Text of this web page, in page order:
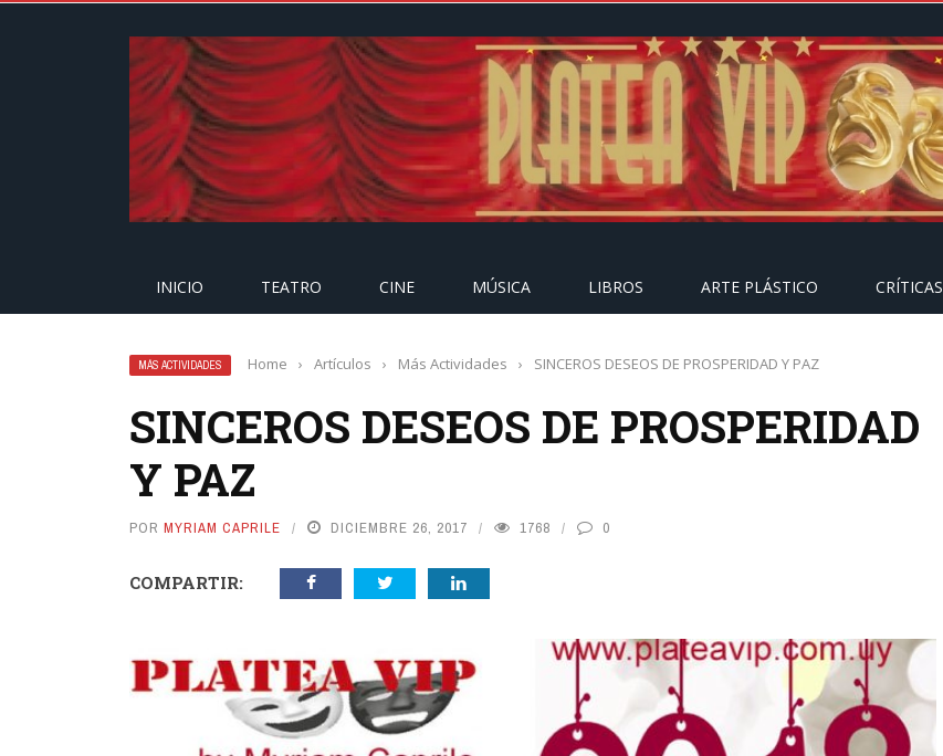
INICIO TEATRO CINE MÚSICA LIBROS ARTE PLÁSTICO CRÍTICAS
MÁS ACTIVIDADES Home › Artículos › Más Actividades › SINCEROS DESEOS DE PROSPERIDAD Y PAZ
SINCEROS DESEOS DE PROSPERIDAD
Y PAZ
POR MYRIAM CAPRILE DICIEMBRE 26, 2017 1768 0
COMPARTIR: